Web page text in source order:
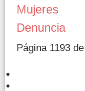
Mujeres
Denuncia
Página 1193